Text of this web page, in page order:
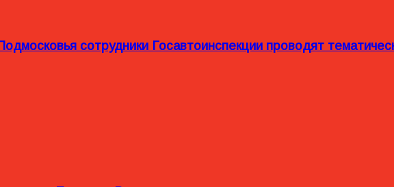
сотрудники Госавтоинспекции проводят